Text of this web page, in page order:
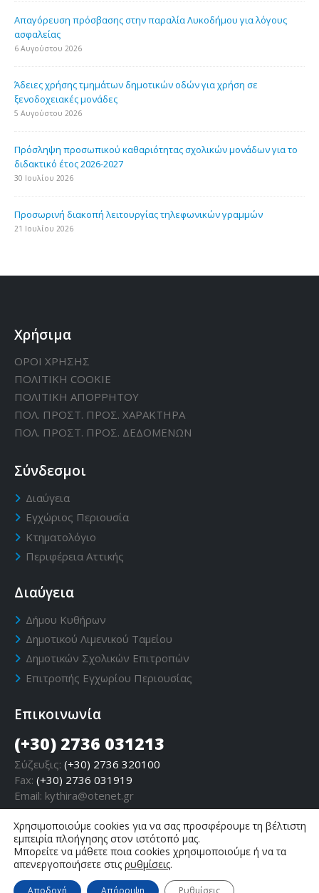
Απαγόρευση πρόσβασης στην παραλία Λυκοδήμου για λόγους
ασφαλείας
6 Αυγούστου 2026
Άδειες χρήσης τμημάτων δημοτικών οδών για χρήση σε
ξενοδοχειακές μονάδες
5 Αυγούστου 2026
Πρόσληψη προσωπικού καθαριότητας σχολικών μονάδων για το
διδακτικό έτος 2026-2027
30 Ιουλίου 2026
Προσωρινή διακοπή λειτουργίας τηλεφωνικών γραμμών
21 Ιουλίου 2026
Χρήσιμα
ΟΡΟΙ ΧΡΗΣΗΣ
ΠΟΛΙΤΙΚΗ CΟΟΚΙΕ
ΠΟΛΙΤΙΚΗ ΑΠΟΡΡΗΤΟΥ
ΠΟΛ. ΠΡΟΣΤ. ΠΡΟΣ. ΧΑΡΑΚΤΗΡΑ
ΠΟΛ. ΠΡΟΣΤ. ΠΡΟΣ. ΔΕΔΟΜΕΝΩΝ
Σύνδεσμοι
Διαύγεια
Εγχώριος Περιουσία
Κτηματολόγιο
Περιφέρεια Αττικής
Διαύγεια
Δήμου Κυθήρων
Δημοτικού Λιμενικού Ταμείου
Δημοτικών Σχολικών Επιτροπών
Επιτροπής Εγχωρίου Περιουσίας
Επικοινωνία
(+30) 2736 031213
Σύζευξις: (+30) 2736 320100
Fax: (+30) 2736 031919
Email: kythira@otenet.gr
Χρησιμοποιούμε cookies για να σας προσφέρουμε τη βέλτιστη
εμπειρία πλοήγησης στον ιστότοπό μας.
Μπορείτε να μάθετε ποια cookies χρησιμοποιούμε ή να τα
απενεργοποιήσετε στις ρυθμίσεις.
Αποδοχή Απόρριψη Ρυθμίσεις